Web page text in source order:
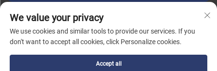
Technology (Shanghai) Co., Ltd. | Zásady ochrany osobních údajů
We value your privacy
We use cookies and similar tools to provide our services. If you
don't want to accept all cookies, click Personalize cookies.
Accept all